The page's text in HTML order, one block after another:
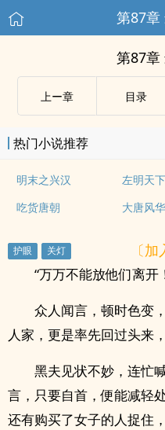
第87章
第87章
上ー章 目录
热门小说推荐
明末之兴汉 左明天下
吃货唐朝
大唐风
〔
“万万不能放他们离开
众人闻言，顿时色变
人家，更是率先回过头来
黑夫见状不妙，连忙
言，只要自首，便能减轻
还有购买了女子的人捉住